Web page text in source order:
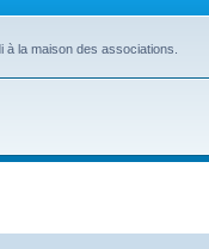
la maison des associations.